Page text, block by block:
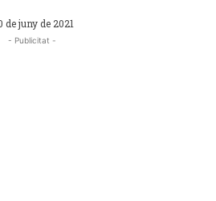
de juny de 2021
- Publicitat -